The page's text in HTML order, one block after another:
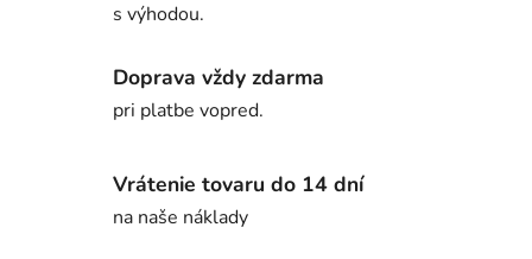
s výhodou.
Doprava vždy zdarma
pri platbe vopred.
Vrátenie tovaru do 14 dní
na naše náklady